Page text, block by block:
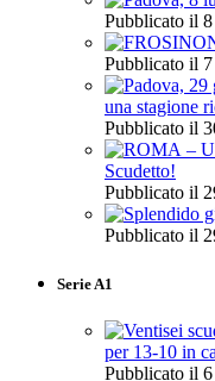
Pubblicato il
Pubblicato il
una stagione
Pubblicato il
Scudetto!
Pubblicato il
Pubblicato il
Serie A1
per 13-10 in
Pubblicato il